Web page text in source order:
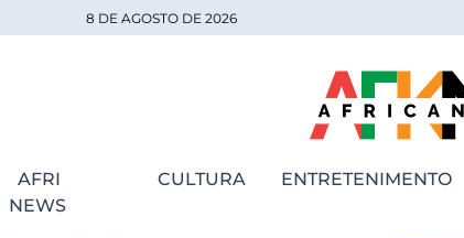
8 DE AGOSTO DE 2026
AFRI
NEWS
CULTURA ENTRETENIMENTO